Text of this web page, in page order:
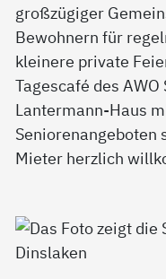
großzügiger
Bewohnern für
kleinere private
Tagescafé des
Lantermann-Haus
Seniorenangeboten
Mieter herzlich